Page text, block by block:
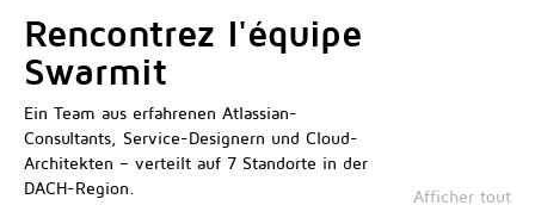
Rencontrez l'équipe
Swarmit
Ein Team aus erfahrenen Atlassian-
Consultants, Service-Designern und Cloud-
Architekten – verteilt auf 7 Standorte in der
DACH-Region.
Afficher tout